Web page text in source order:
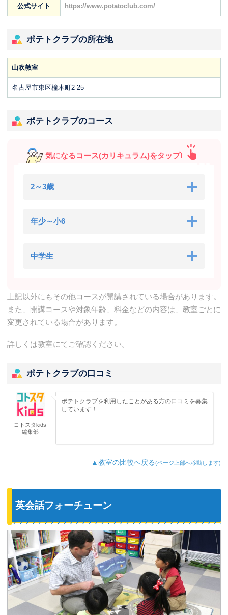
公式サイト https://www.potatoclub.com/
ポテトクラブの所在地
山吹教室
名古屋市東区橦木町2-25
ポテトクラブのコース
気になるコース(カリキュラム)をタップ!
2～3歳
年少～小6
中学生
上記以外にもその他コースが開講されている場合があります。
また、開講コースや対象年齢、料金などの内容は、教室ごとに
変更されている場合があります。
詳しくは教室にてご確認ください。
ポテトクラブの口コミ
コトスタkids
編集部
ポテトクラブを利用したことがある方の口コミを募集
しています！
▲教室の比較へ戻る(ページ上部へ移動します)
英会話フォーチューン